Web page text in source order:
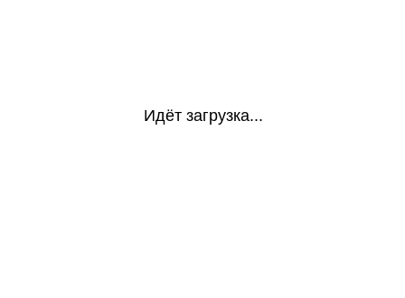
Идёт загрузка...